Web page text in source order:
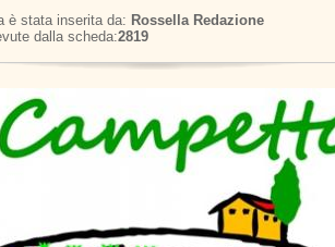
è stata inserita da: Rossella Redazione
dalla scheda:2819